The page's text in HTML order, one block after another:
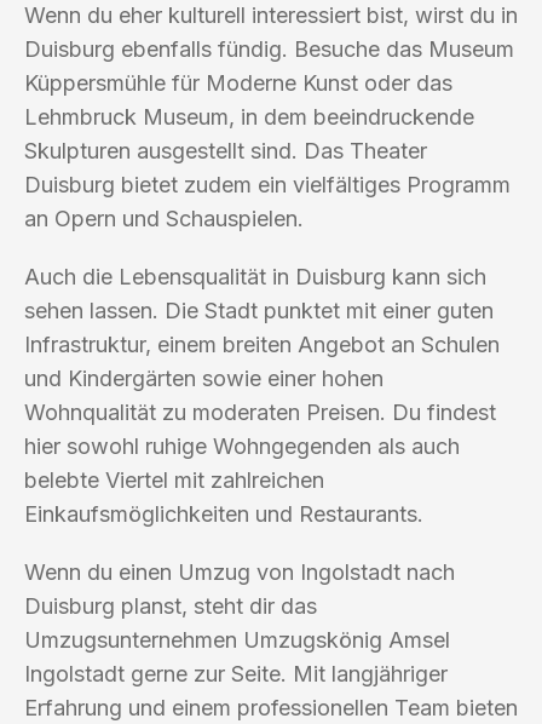
Wenn du eher kulturell interessiert bist, wirst du in
Duisburg ebenfalls fündig. Besuche das Museum
Küppersmühle für Moderne Kunst oder das
Lehmbruck Museum, in dem beeindruckende
Skulpturen ausgestellt sind. Das Theater
Duisburg bietet zudem ein vielfältiges Programm
an Opern und Schauspielen.
Auch die Lebensqualität in Duisburg kann sich
sehen lassen. Die Stadt punktet mit einer guten
Infrastruktur, einem breiten Angebot an Schulen
und Kindergärten sowie einer hohen
Wohnqualität zu moderaten Preisen. Du findest
hier sowohl ruhige Wohngegenden als auch
belebte Viertel mit zahlreichen
Einkaufsmöglichkeiten und Restaurants.
Wenn du einen Umzug von Ingolstadt nach
Duisburg planst, steht dir das
Umzugsunternehmen Umzugskönig Amsel
Ingolstadt gerne zur Seite. Mit langjähriger
Erfahrung und einem professionellen Team bieten